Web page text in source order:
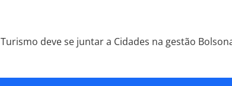
Turismo deve se juntar a Cidades na gestão